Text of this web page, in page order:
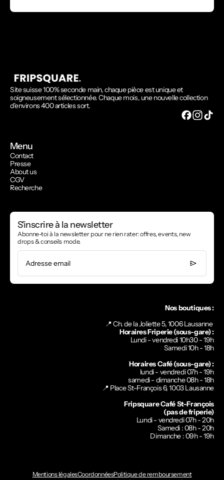
Site suisse 100% seconde main, chaque pièce est unique et
soigneusement sélectionnée. Chaque mois, une nouvelle collection
d'environs 400 articles sort.
Menu
Contact
Presse
About us
CGV
Recherche
S'inscrire à la newsletter
Abonne-toi à la newsletter pour ne rien rater: offres, events, new
drops & conseils mode.
Adresse email
Nos boutiques :
📍 Ch. de la Joliette 5, 1006 Lausanne
Horaires Friperie (sous-gare) :
Lundi - vendredi 10h30 - 19h
Samedi 10h - 18h
Horaires Café (sous-gare) :
lundi - vendredi 07h - 19h
samedi - dimanche 08h - 18h
📍 Place St-François 6, 1003 Lausanne
Fripsquare Café St-François
(pas de friperie)
Lundi - vendredi 07h - 20h
Samedi : 08h - 20h
Dimanche : 09h - 19h
Mentions légalesCoordonnéesPolitique de remboursement